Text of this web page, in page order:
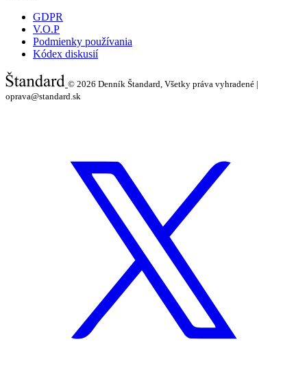
GDPR
V.O.P
Podmienky používania
Kódex diskusií
© 2026 Denník Štandard, Všetky práva vyhradené |
oprava@standard.sk